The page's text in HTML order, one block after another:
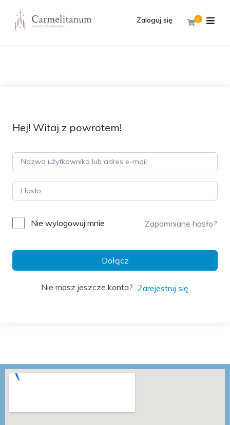
0
Zaloguj się
Hej! Witaj z powrotem!
Nie wylogowuj mnie Zapomniane hasło?
Dołącz
Nie masz jeszcze konta? Zarejestruj się